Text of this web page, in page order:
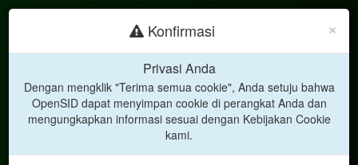
LAYANAN MANDIRI
DESA SUSUT
Kecamatan Susut
×
Konfirmasi
Privasi Anda
Dengan mengklik "Terima semua cookie", Anda setuju bahwa
OpenSID dapat menyimpan cookie di perangkat Anda dan
mengungkapkan informasi sesuai dengan Kebijakan Cookie
kami.